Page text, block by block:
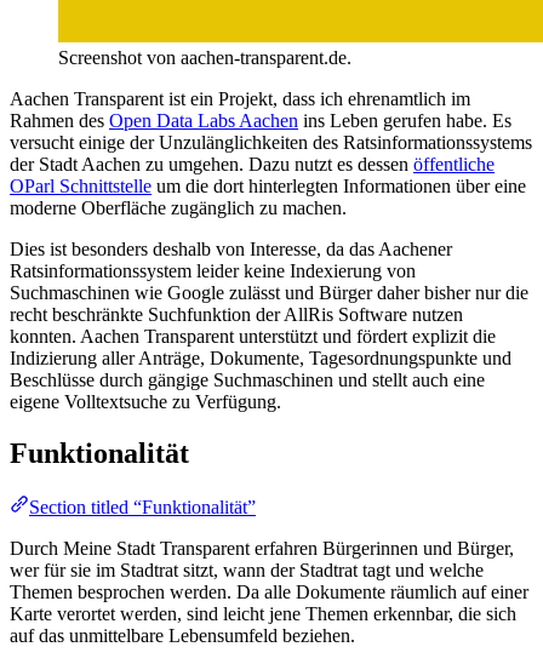
Screenshot von aachen-transparent.de.
Aachen Transparent ist ein Projekt, dass ich ehrenamtlich im
Rahmen des Open Data Labs Aachen ins Leben gerufen habe. Es
versucht einige der Unzulänglichkeiten des Ratsinformationssystems
der Stadt Aachen zu umgehen. Dazu nutzt es dessen öffentliche
OParl Schnittstelle um die dort hinterlegten Informationen über eine
moderne Oberfläche zugänglich zu machen.
Dies ist besonders deshalb von Interesse, da das Aachener
Ratsinformationssystem leider keine Indexierung von
Suchmaschinen wie Google zulässt und Bürger daher bisher nur die
recht beschränkte Suchfunktion der AllRis Software nutzen
konnten. Aachen Transparent unterstützt und fördert explizit die
Indizierung aller Anträge, Dokumente, Tagesordnungspunkte und
Beschlüsse durch gängige Suchmaschinen und stellt auch eine
eigene Volltextsuche zu Verfügung.
Funktionalität
Section titled “Funktionalität”
Durch Meine Stadt Transparent erfahren Bürgerinnen und Bürger,
wer für sie im Stadtrat sitzt, wann der Stadtrat tagt und welche
Themen besprochen werden. Da alle Dokumente räumlich auf einer
Karte verortet werden, sind leicht jene Themen erkennbar, die sich
auf das unmittelbare Lebensumfeld beziehen.